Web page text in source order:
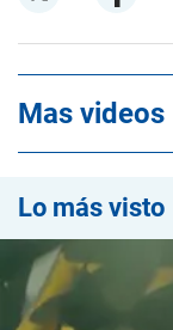
Mas videos
Lo más visto